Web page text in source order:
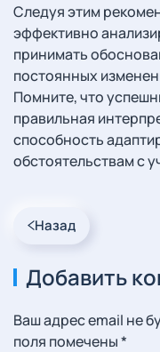
Следуя этим
эффективно
принимать
постоянных
Помните, что
правильная
способность
обстоятельствам с
Назад
Добавить
Ваш адрес email не
поля помечены*